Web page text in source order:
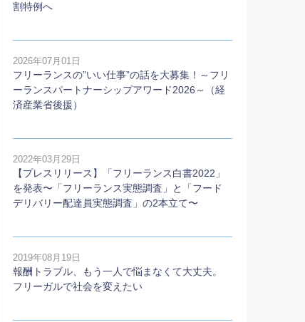
割特例へ
2026年07月01日
フリーランスの”いい仕事”の話を大募集！～フリ
ーランスパートナーシップアワード2026～（経
済産業省後援）
2022年03月29日
【プレスリリース】「フリーランス白書2022」
を発表〜「フリーランス実態調査」と「フード
デリバリー配達員実態調査」の2本⽴て〜
2019年08月19日
報酬トラブル、もう一人で悩まなくて大丈夫。
フリーガルで社会を変えたい